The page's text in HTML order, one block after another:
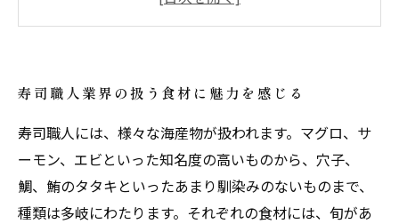
寿司職人業界の扱う食材に魅力を感じる
寿司職人には、様々な海産物が扱われます。マグロ、サ
ーモン、エビといった知名度の高いものから、穴子、
鯛、鮪のタタキといったあまり馴染みのないものまで、
種類は多岐にわたります。それぞれの食材には、旬があ